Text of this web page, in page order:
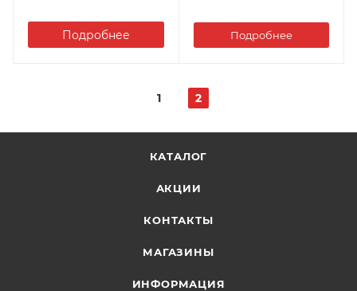
Подробнее Подробнее
1 2
КАТАЛОГ
АКЦИИ
КОНТАКТЫ
МАГАЗИНЫ
ИНФОРМАЦИЯ